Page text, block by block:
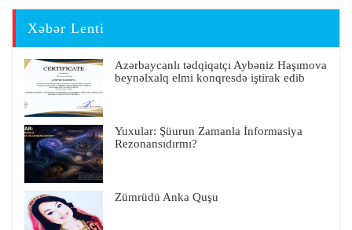
Xəbər Lenti
Azərbaycanlı tədqiqatçı Aybəniz Haşımova
beynəlxalq elmi konqresdə iştirak edib
Yuxular: Şüurun Zamanla İnformasiya
Rezonansıdırmı?
Zümrüdü Anka Quşu